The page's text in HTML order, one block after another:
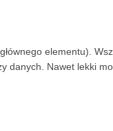
elementu).
danych. Nawet lekki